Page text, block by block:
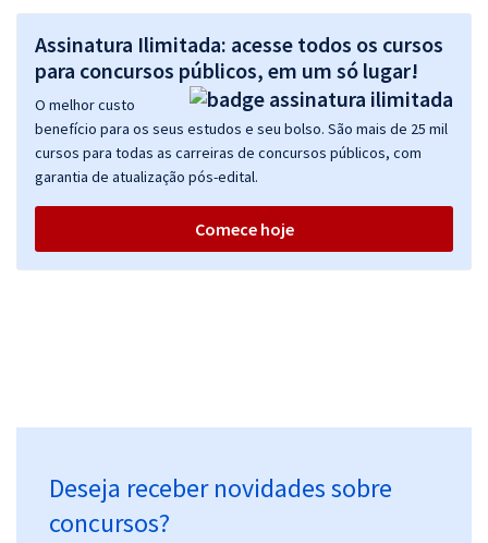
Assinatura Ilimitada: acesse todos os cursos
para concursos públicos, em um só lugar!
O melhor custo
benefício para os seus estudos e seu bolso. São mais de 25 mil
cursos para todas as carreiras de concursos públicos, com
garantia de atualização pós-edital.
Comece hoje
Deseja receber novidades sobre
concursos?